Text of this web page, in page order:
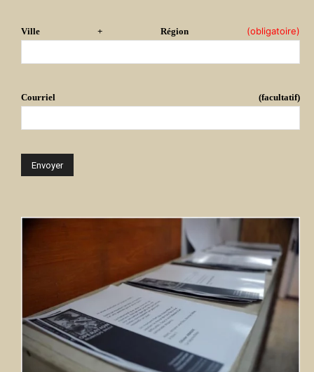
Ville + Région (obligatoire)
Courriel (facultatif)